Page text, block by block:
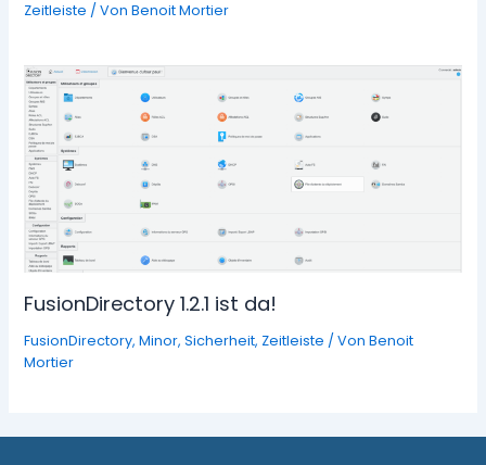
Zeitleiste / VonBenoit Mortier
FusionDirectory 1.2.1 ist da!
FusionDirectory,Minor,Sicherheit, Zeitleiste / VonBenoit
Mortier